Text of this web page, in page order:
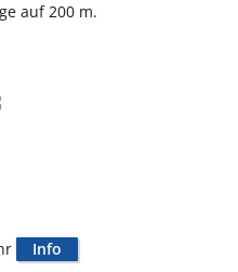
auf 200 m.
Info